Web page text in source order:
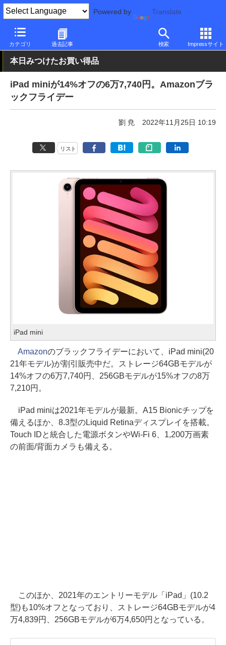
Powered by Translate
カテゴリ 過去記事 検索 Impressサイト
PC Watch パソコン/タブレット/スマートフォン タブレット
本日みつけたお買い得品
iPad miniが14%オフの6万7,740円。Amazonブラ
ックフライデー
劉 尭 2022年11月25日 10:19
リスト
iPad mini
Amazonのブラックフライデーにおいて、iPad mini(20
21年モデル)が割引販売中だ。ストレージ64GBモデルが
14%オフの6万7,740円、256GBモデルが15%オフの8万
7,210円。
iPad miniは2021年モデルが最新。A15 Bionicチップを
備えるほか、8.3型のLiquid Retinaディスプレイを搭載。
Touch IDと統合した電源ボタンやWi-Fi 6、1,200万画素
の前面/背面カメラも備える。
このほか、2021年のエントリーモデル「iPad」(10.2
型)も10%オフとなっており、ストレージ64GBモデルが4
万4,839円、256GBモデルが6万4,650円となっている。